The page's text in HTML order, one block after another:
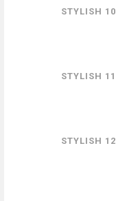
Stylish 10
Stylish 11
Stylish 12